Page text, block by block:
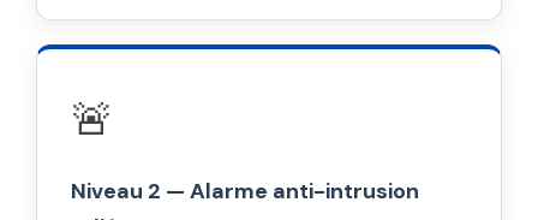
🚨
Niveau 2 — Alarme anti-intrusion